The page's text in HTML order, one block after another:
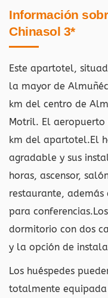
Información
Chinasol 3*
Este apartotel,
la mayor de
km del centro de
Motril. El aeropuerto
km del apartotel.El
agradable y sus
horas, ascensor,
restaurante, además
para
dormitorio con dos
y la opción de
Los huéspedes
totalmente